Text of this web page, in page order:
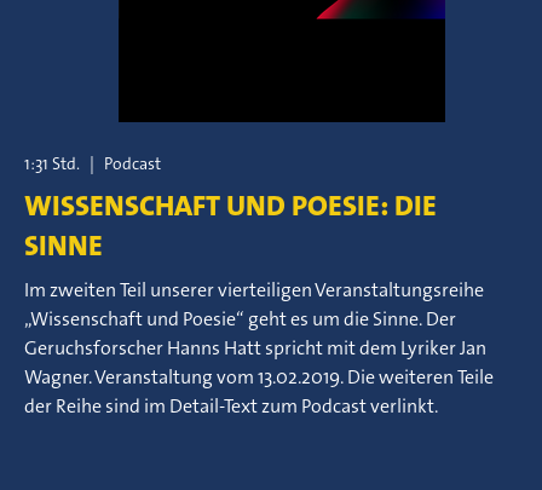
1:31 Std. | Podcast
WISSENSCHAFT UND POESIE: DIE
SINNE
Im zweiten Teil unserer vierteiligen Veranstaltungsreihe
„Wissenschaft und Poesie“ geht es um die Sinne. Der
Geruchsforscher Hanns Hatt spricht mit dem Lyriker Jan
Wagner. Veranstaltung vom 13.02.2019. Die weiteren Teile
der Reihe sind im Detail-Text zum Podcast verlinkt.